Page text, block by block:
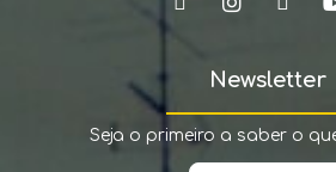
Newsletter
Seja o primeiro a saber o